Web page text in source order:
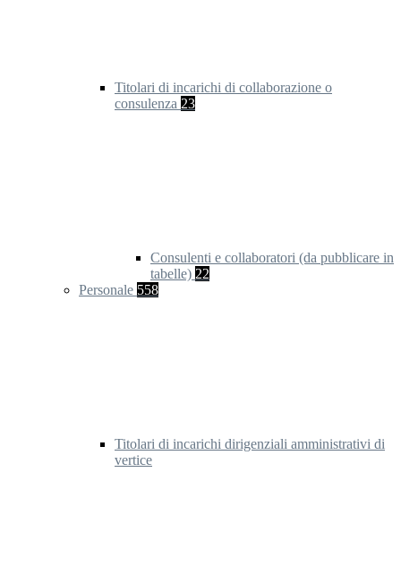
Titolari di incarichi di collaborazione o
consulenza 23
Consulenti e collaboratori (da pubblicare in
tabelle) 22
Personale 558
Titolari di incarichi dirigenziali amministrativi di
vertice